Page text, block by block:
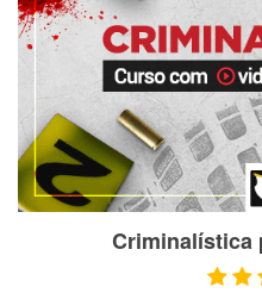
Criminalística